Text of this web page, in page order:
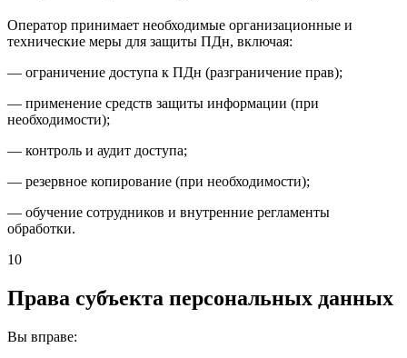
Оператор принимает необходимые организационные и
технические меры для защиты ПДн, включая:
— ограничение доступа к ПДн (разграничение прав);
— применение средств защиты информации (при
необходимости);
— контроль и аудит доступа;
— резервное копирование (при необходимости);
— обучение сотрудников и внутренние регламенты
обработки.
10
Права субъекта персональных данных
Вы вправе: